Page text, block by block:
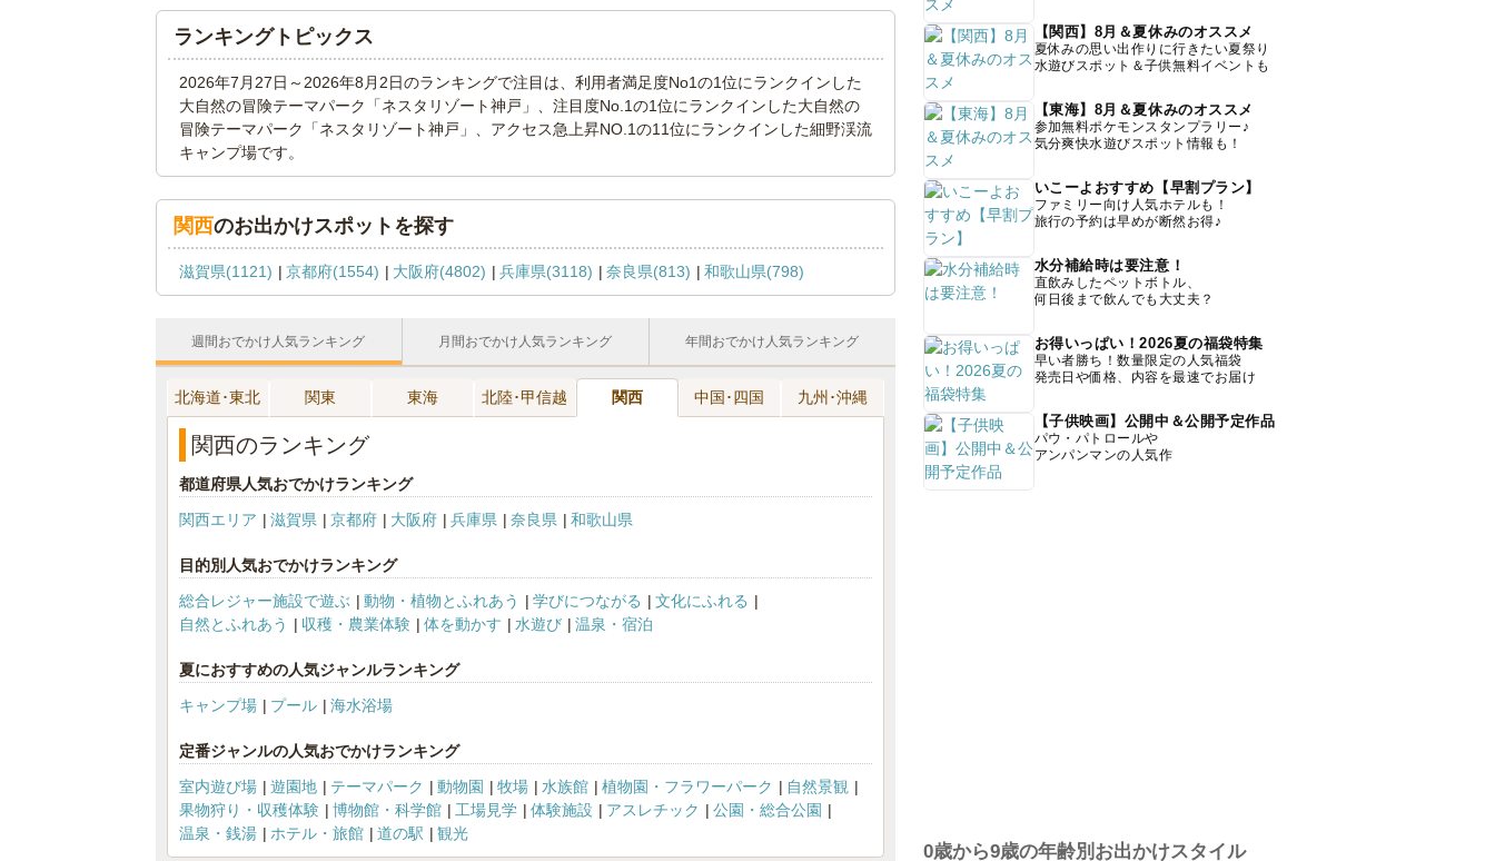
ランキングトピックス
2026年7月27日～2026年8月2日のランキングで注目は、利用者満足度No1の1位にランクインした
大自然の冒険テーマパーク「ネスタリゾート神戸」、注目度No.1の1位にランクインした大自然の
冒険テーマパーク「ネスタリゾート神戸」、アクセス急上昇NO.1の11位にランクインした細野渓流
キャンプ場です。
関西のお出かけスポットを探す
滋賀県(1121) 京都府(1554) 大阪府(4802) 兵庫県(3118) 奈良県(813) 和歌山県(798)
週間おでかけ人気ランキング 月間おでかけ人気ランキング 年間おでかけ人気ランキング
北海道･東北 関東 東海 北陸･甲信越 関西 中国･四国 九州･沖縄
関西のランキング
都道府県人気おでかけランキング
関西エリア
滋賀県 京都府 大阪府 兵庫県 奈良県 和歌山県
目的別人気おでかけランキング
総合レジャー施設で遊ぶ
動物・植物とふれあう 学びにつながる
文化にふれる
自然とふれあう
収穫・農業体験 体を動かす 水遊び 温泉・宿泊
夏におすすめの人気ジャンルランキング
キャンプ場
プール 海水浴場
定番ジャンルの人気おでかけランキング
室内遊び場
遊園地 テーマパーク 動物園 牧場 水族館 植物園・フラワーパーク
自然景観
果物狩り・収穫体験
博物館・科学館 工場見学 体験施設 アスレチック
公園・総合公園
温泉・銭湯
ホテル・旅館 道の駅 観光
【関西】8月＆夏休みのオススメ
夏休みの思い出作りに行きたい夏祭り
水遊びスポット＆子供無料イベントも
【東海】8月＆夏休みのオススメ
参加無料ポケモンスタンプラリー♪
気分爽快水遊びスポット情報も！
いこーよおすすめ【早割プラン】
ファミリー向け人気ホテルも！
旅行の予約は早めが断然お得♪
水分補給時は要注意！
直飲みしたペットボトル、
何日後まで飲んでも大丈夫？
お得いっぱい！2026夏の福袋特集
早い者勝ち！数量限定の人気福袋
発売日や価格、内容を最速でお届け
【子供映画】公開中＆公開予定作品
パウ・パトロールや
アンパンマンの人気作
0歳から9歳の年齢別お出かけスタイル